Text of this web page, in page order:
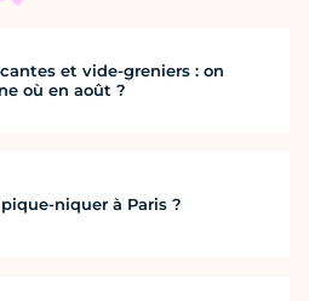
et vide-greniers : on
où en août ?
niquer à Paris ?